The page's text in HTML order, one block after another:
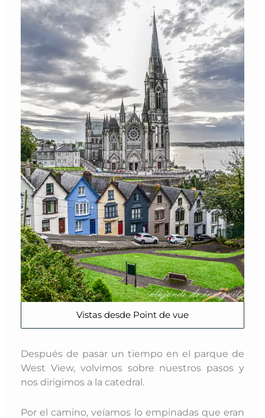
Vistas desde Point de vue
Después de pasar un tiempo en el parque de
West View, volvimos sobre nuestros pasos y
nos dirigimos a la catedral.
Por el camino, veíamos lo empinadas que eran